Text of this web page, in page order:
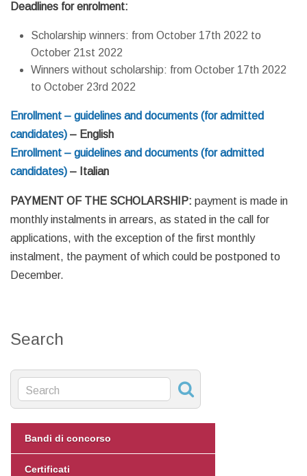
Deadlines for enrolment:
Scholarship winners: from October 17th 2022 to
October 21st 2022
Winners without scholarship: from October 17th 2022
to October 23rd 2022
Enrollment – guidelines and documents (for admitted
candidates) – English
Enrollment – guidelines and documents (for admitted
candidates) – Italian
PAYMENT OF THE SCHOLARSHIP: payment is made in
monthly instalments in arrears, as stated in the call for
applications, with the exception of the first monthly
instalment, the payment of which could be postponed to
December.
Search
Bandi di concorso
Certificati